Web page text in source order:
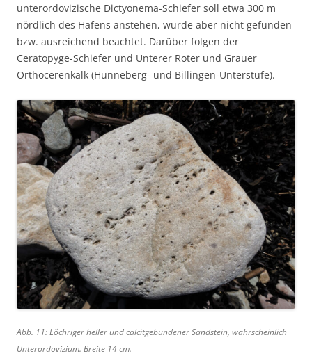
unterordovizische Dictyonema-Schiefer soll etwa 300 m
nördlich des Hafens anstehen, wurde aber nicht gefunden
bzw. ausreichend beachtet. Darüber folgen der
Ceratopyge-Schiefer und Unterer Roter und Grauer
Orthocerenkalk (Hunneberg- und Billingen-Unterstufe).
Abb. 11: Löchriger heller und calcitgebundener Sandstein, wahrscheinlich
Unterordovizium. Breite 14 cm.